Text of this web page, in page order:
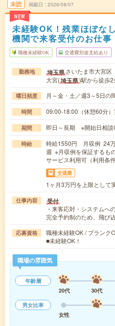
未読
NEW
掲載日 2026/08/07
未経験OK！残業ほぼな
機関で来客受付のお仕事
職種未経験OK 交通費別途支給あり
勤務地 埼玉県さいたま市大宮区
大宮(埼玉県)駅から徒歩2
曜日頻度 月～金・土／週3～5日の
時間 09:00-18:00（休憩60分）
期間 即日～長期 ※開始日相談
時給
時給1550円 月収例 24
週 ※月収例を保証するも
サービス利用可（利用条件
交通費
1ヶ月3万円を上限として
仕事内容 受付
・来客応対・システムへ
完全予約制のため、飛び
応募資格
職種未経験OK / ブランク
■未経験OK！
職場の雰囲気
年齢層
20代
30代
男女比率
女性